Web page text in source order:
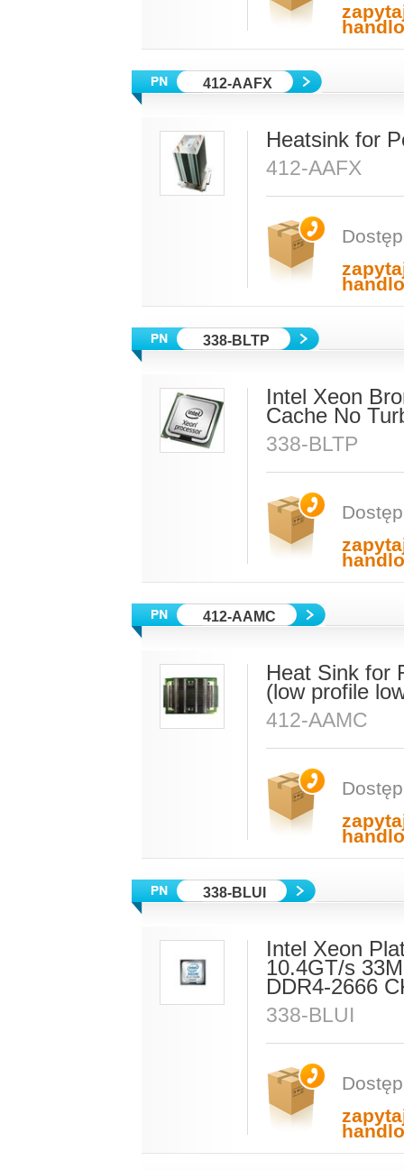
412-AAFX
Heatsink for
412-AAFX
338-BLTP
Intel Xeon
Cache No
338-BLTP
412-AAMC
Heat Sink for
(low profile
412-AAMC
338-BLUI
Intel Xeon
10.4GT/s
DDR4-2666
338-BLUI